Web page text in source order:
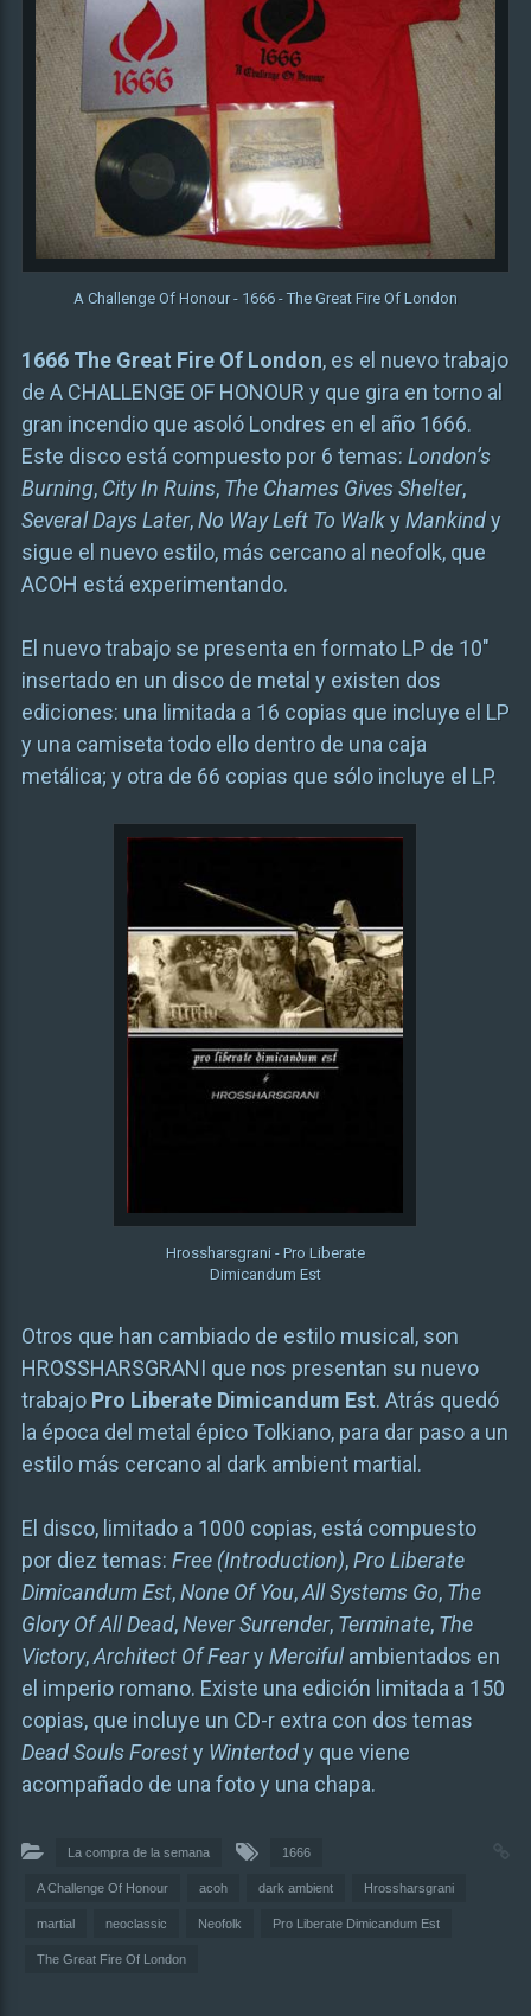
A Challenge Of Honour - 1666 - The Great Fire Of London
1666 The Great Fire Of London, es el nuevo trabajo
de A CHALLENGE OF HONOUR y que gira en torno al
gran incendio que asoló Londres en el año 1666.
Este disco está compuesto por 6 temas: London’s
Burning, City In Ruins, The Chames Gives Shelter,
Several Days Later,No Way Left To WalkyMankindy
sigue el nuevo estilo, más cercano al neofolk, que
ACOH está experimentando.
El nuevo trabajo se presenta en formato LP de 10″
insertado en un disco de metal y existen dos
ediciones: una limitada a 16 copias que incluye el LP
y una camiseta todo ello dentro de una caja
metálica; y otra de 66 copias que sólo incluye el LP.
Hrossharsgrani - Pro Liberate
Dimicandum Est
Otros que han cambiado de estilo musical, son
HROSSHARSGRANI que nos presentan su nuevo
trabajo Pro Liberate Dimicandum Est. Atrás quedó
la época del metal épico Tolkiano, para dar paso a un
estilo más cercano al dark ambient martial.
El disco, limitado a 1000 copias, está compuesto
por diez temas: Free (Introduction),Pro Liberate
Dimicandum Est,None Of You,All Systems Go, The
Glory Of All Dead,Never Surrender, Terminate, The
Victory,Architect Of FearyMercifulambientados en
el imperio romano. Existe una edición limitada a 150
copias, que incluye un CD-r extra con dos temas
Dead Souls Foresty Wintertody que viene
acompañado de una foto y una chapa.
La compra de la semana 1666
A Challenge Of Honour acoh dark ambient Hrossharsgrani
martial neoclassic Neofolk Pro Liberate Dimicandum Est
The Great Fire Of London